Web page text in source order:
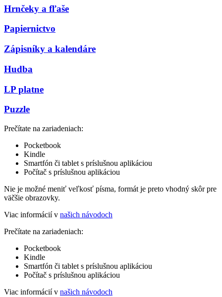
Hrnčeky a fľaše
Papiernictvo
Zápisníky a kalendáre
Hudba
LP platne
Puzzle
Prečítate na zariadeniach:
Pocketbook
Kindle
Smartfón či tablet s príslušnou aplikáciou
Počítač s príslušnou aplikáciou
Nie je možné meniť veľkosť písma, formát je preto vhodný skôr pre
väčšie obrazovky.
Viac informácií v našich návodoch
Prečítate na zariadeniach:
Pocketbook
Kindle
Smartfón či tablet s príslušnou aplikáciou
Počítač s príslušnou aplikáciou
Viac informácií v našich návodoch